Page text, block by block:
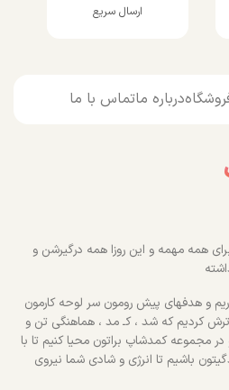
ارسال سریع
درباره ماتماس با ما
همه مهمه و این روزا همه درگیرشن و
و هدفهای پیش رومون سر لوحه کارمون
ترش کردیم که شد ، کـ مد ، هماهنگی تن و
مجموعه کمدشاپ براتون محیا کنیم تا با
باشیم تا انرژی و شادی شما نیروی